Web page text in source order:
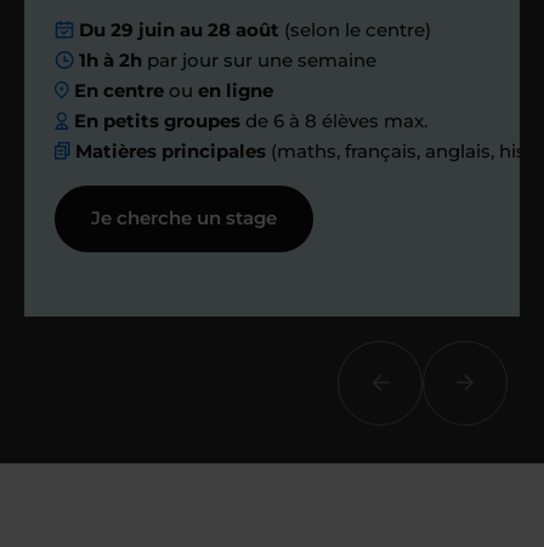
Nous planifions
ensemble des
échanges réguliers
Afin de suivre le travail et les progrès
réalisés, votre enseignant et moi-
même vous proposons des points et
Du 29 juin au 28 août (selon le centre)
1h à 2h par jour sur une semaine
En centre ouen ligne
En petits groupes de 6 à 8 élèves max.
Matières principales (maths, français, anglais,
Je cherche un stage